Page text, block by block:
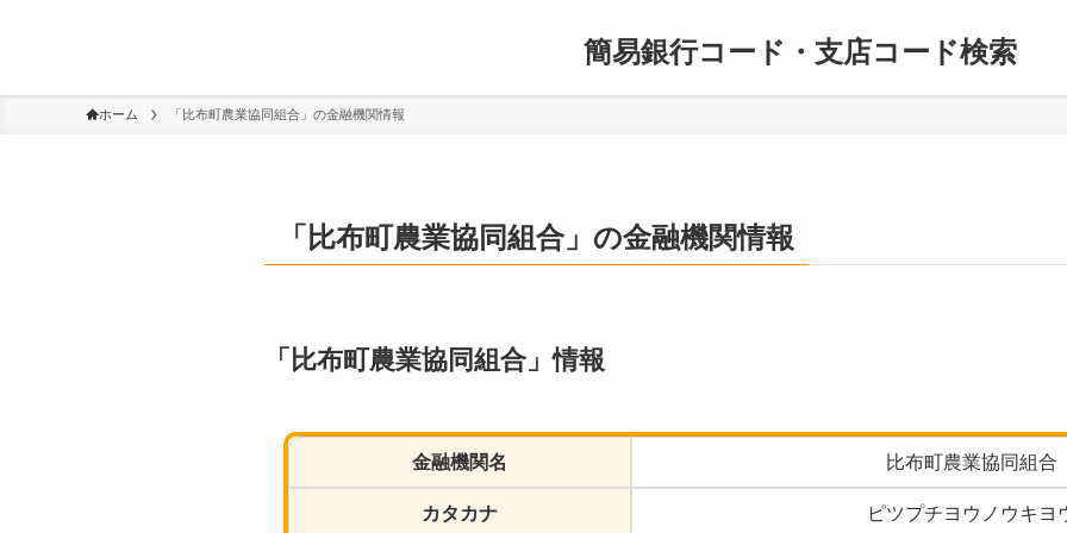
簡易銀行コード・支店コード検索
ホーム 「比布町農業協同組合」の金融機関情報
「比布町農業協同組合」の金融機関情報
「比布町農業協同組合」情報
金融機関名 比布町農業協同組合
カタカナ ピツプチヨウノウキヨ